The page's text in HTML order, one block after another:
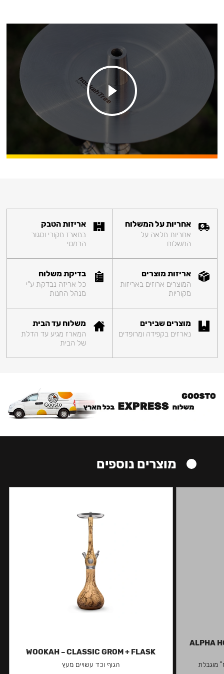
אחריות על המשלוח
אחריות מלאה על
המשלוח
אריזות הטבק
במארז מקורי וסגור
הרמטי
אריזות מוצרים
המוצרים ארוזים באריזות
מקוריות
בדיקת משלוח
כל אריזה נבדקת ע"י
מנהל החנות
מוצרים שבירים
נארזים בקפידה ומרופדים
משלוח עד הבית
המארז מגיע עד הדלת
של הבית
מוצרים נוספים
ALPHA
מוגבלת
WOOKAH – CLASSIC GROM + FLASK
הגוף וכד עשויים מעץ